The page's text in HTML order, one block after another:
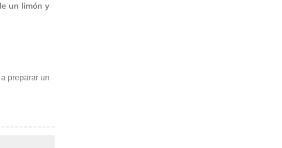
un limón y
preparar un